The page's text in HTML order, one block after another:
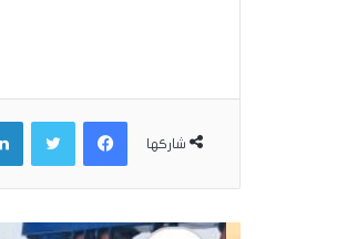
شاركها
فيسبوكتويتر